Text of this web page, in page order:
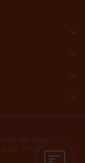
TP. Hồ Chí Minh,